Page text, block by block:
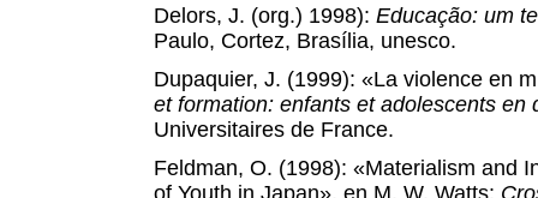
Delors, J. (org.) 1998): Educação: um
Paulo, Cortez, Brasília, unesco.
Dupaquier, J. (1999): «La violence en
et formation: enfants et adolescents en
Universitaires de France.
Feldman, O. (1998): «Materialism and
of Youth in Japan», en M. W. Watts: